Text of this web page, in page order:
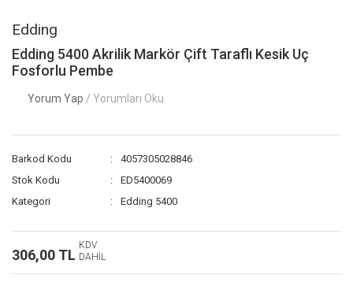
Edding
Edding 5400 Akrilik Markör Çift Taraflı Kesik Uç
Fosforlu Pembe
Yorum Yap / Yorumları Oku
Barkod Kodu
4057305028846
Stok Kodu
ED5400069
Kategori
Edding 5400
306,00 TL
KDV
DAHİL